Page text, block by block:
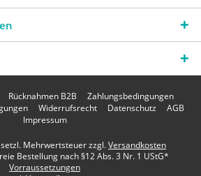
Rücknahmen B2B
Zahlungsbedingungen
Widerrufsrecht Datenschutz
AGB
Impressum
Mehrwertsteuer zzgl.Versandkosten
Bestellung nach §12 Abs. 3 Nr. 1 UStG*
Vorraussetzungen